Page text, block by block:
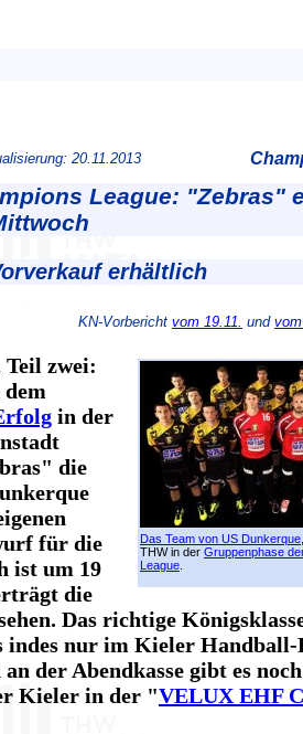
20.11.2013
League: "Zebras"
erhältlich
KN-Vorbericht vom 19.11. und
Das Team von US Dunkerque
THW in der Gruppenphase
League
Teil zwei:
in der
die
für die
ist um 19
die
Das richtige
indes nur im Kieler
der Abendkasse gibt es
Kieler in der "VELUX EHF